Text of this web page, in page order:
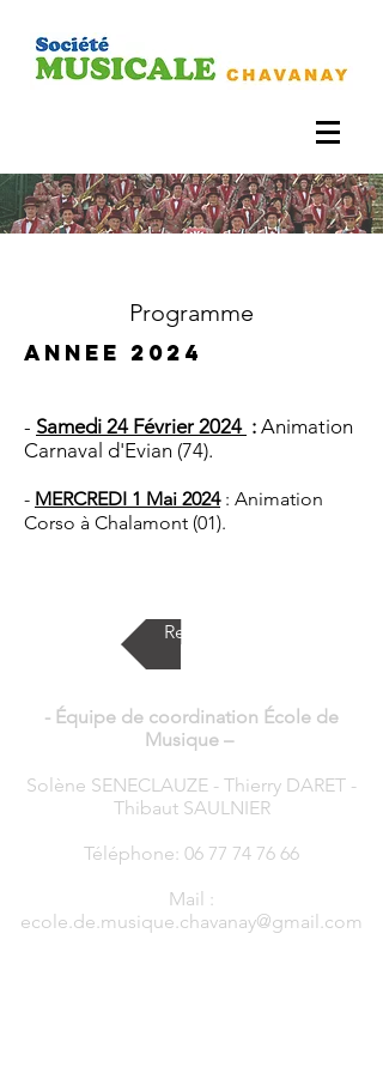
Programme
annee 2024
- Samedi 24Février 2024 : Animation
Carnaval d'Evian (74).
- MERCREDI 1 Mai 2024: Animation
Corso à Chalamont (01).
Retour
- Équipe de coordination École de
Musique –
Solène SENECLAUZE - Thierry DARET -
Thibaut SAULNIER
Téléphone: 06 77 74 76 66
Mail :
ecole.de.musique.chavanay@gmail.com